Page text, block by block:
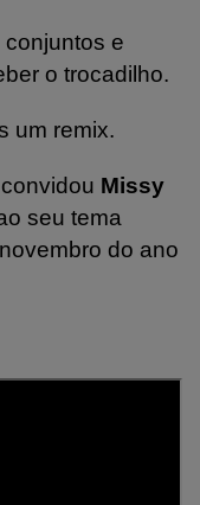
e
o trocadilho.
um remix.
convidou Missy
seu tema
do ano